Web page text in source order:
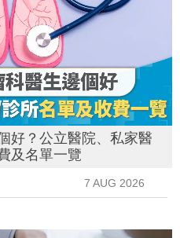
好？公立醫院、私家醫
及名單一覽
7 AUG 2026